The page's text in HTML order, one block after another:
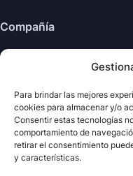
Para brindar las mejores
cookies para almacenar y/o
Consentir estas tecnologías
comportamiento de
retirar el consentimiento
y características.
Compañía
Sobre nosotros
Centro de soporte